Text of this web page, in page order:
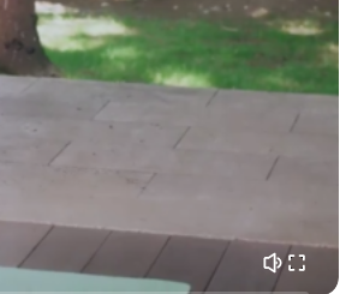
инструктора
прохлада 05:00
дождь 02:00
лес 02:00